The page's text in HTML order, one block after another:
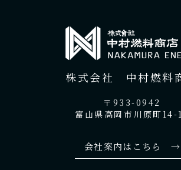
株式会社 中村燃料
〒933-0942
富山県高岡市川原町14-
会社案内はこちら →